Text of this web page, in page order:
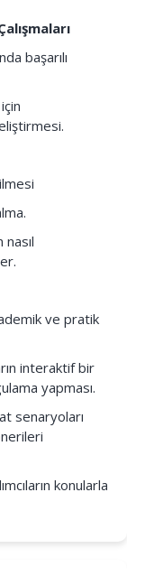
başarılı
ve pratik
interaktif bir
yapması.
senaryoları
konularla